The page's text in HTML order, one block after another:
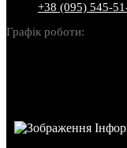
+38 (095) 545-
Графік роботи: